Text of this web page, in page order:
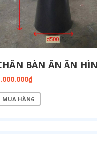
MUA HÀNG